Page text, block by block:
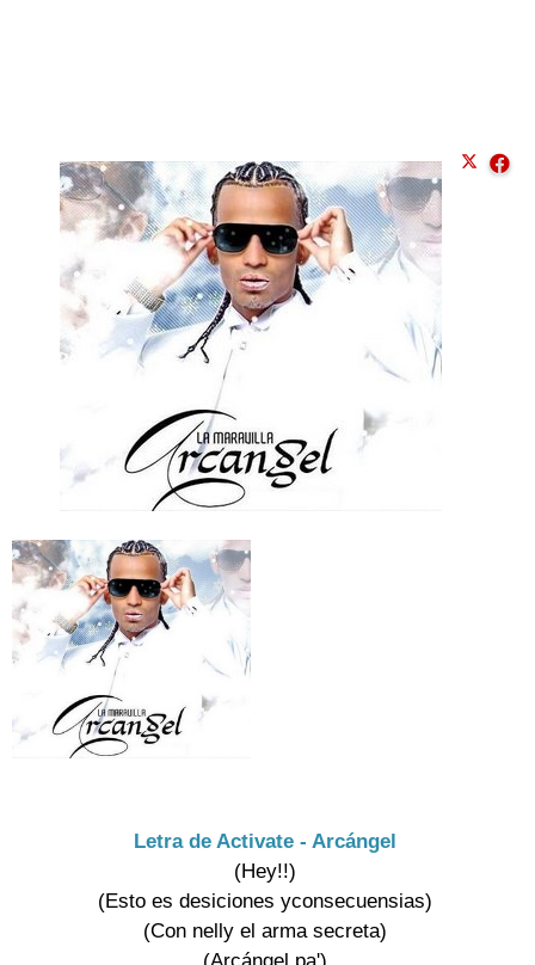
Letra de Activate - Arcángel
(Hey!!)
(Esto es desiciones yconsecuensias)
(Con nelly el arma secreta)